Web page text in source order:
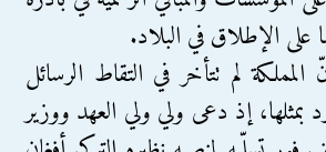
الإطلاق في البلاد.
لم تتأخر في التقاط الرسائل
بمثلها، إذ دعى ولي ولي العهد ووزير